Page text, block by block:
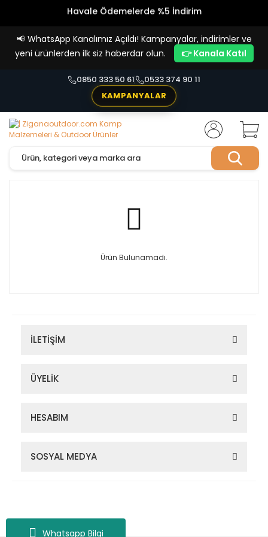
Whatsapp Bilgi
Havale Ödemelerde %5 İndirim
📢 WhatsApp Kanalımız Açıldı! Kampanyalar, indirimler ve
yeni ürünlerden ilk siz haberdar olun.
👉 Kanala Katıl
0850 333 50 61
0533 374 90 11
KAMPANYALAR
Ürün Bulunamadı.
İLETİŞİM
ÜYELİK
HESABIM
SOSYAL MEDYA